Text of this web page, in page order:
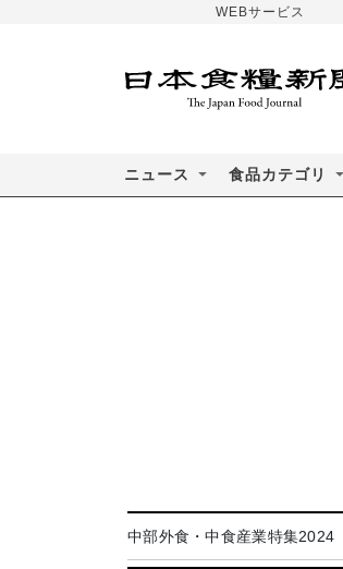
WEBサービス
ニュース 食品カテゴリ
中部外食・中食産業特集2024